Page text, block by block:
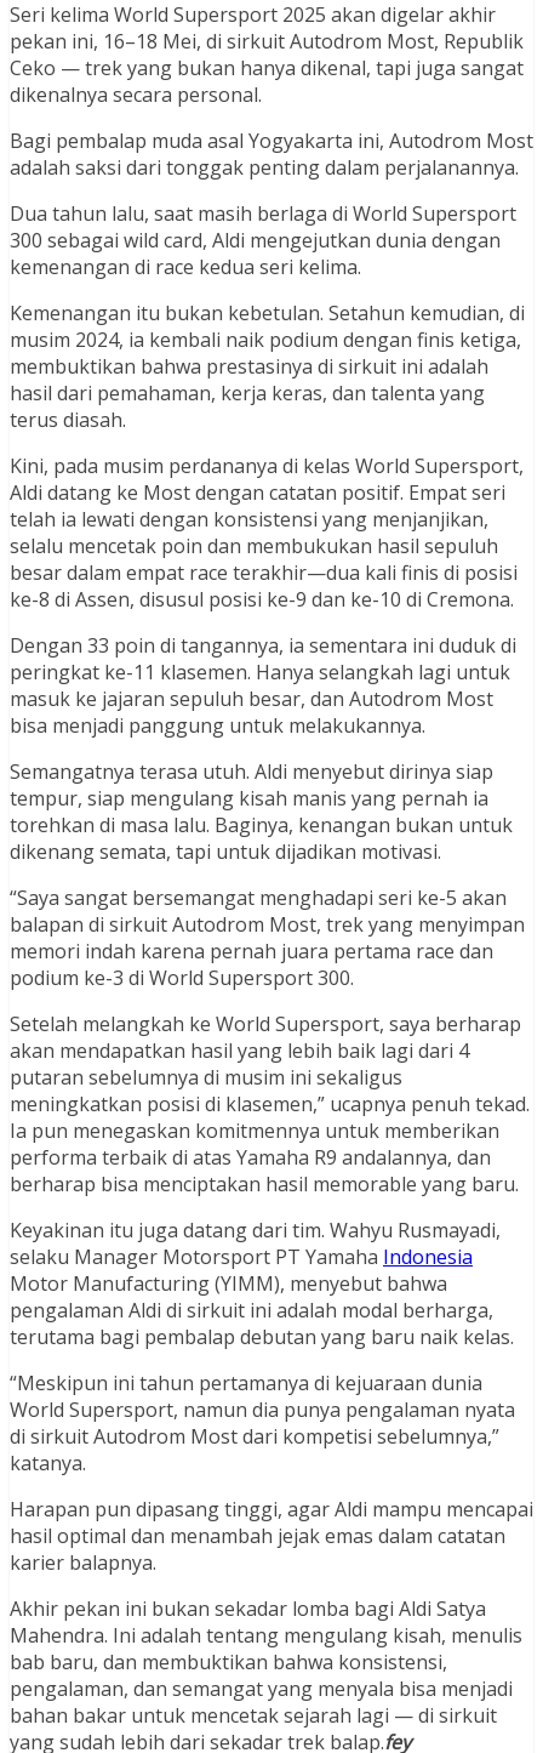
Seri kelima World Supersport 2025 akan digelar akhir
pekan ini, 16–18 Mei, di sirkuit Autodrom Most, Republik
Ceko — trek yang bukan hanya dikenal, tapi juga sangat
dikenalnya secara personal.
Bagi pembalap muda asal Yogyakarta ini, Autodrom Most
adalah saksi dari tonggak penting dalam perjalanannya.
Dua tahun lalu, saat masih berlaga di World Supersport
300 sebagai wild card, Aldi mengejutkan dunia dengan
kemenangan di race kedua seri kelima.
Kemenangan itu bukan kebetulan. Setahun kemudian, di
musim 2024, ia kembali naik podium dengan finis ketiga,
membuktikan bahwa prestasinya di sirkuit ini adalah
hasil dari pemahaman, kerja keras, dan talenta yang
terus diasah.
Kini, pada musim perdananya di kelas World Supersport,
Aldi datang ke Most dengan catatan positif. Empat seri
telah ia lewati dengan konsistensi yang menjanjikan,
selalu mencetak poin dan membukukan hasil sepuluh
besar dalam empat race terakhir—dua kali finis di posisi
ke-8 di Assen, disusul posisi ke-9 dan ke-10 di Cremona.
Dengan 33 poin di tangannya, ia sementara ini duduk di
peringkat ke-11 klasemen. Hanya selangkah lagi untuk
masuk ke jajaran sepuluh besar, dan Autodrom Most
bisa menjadi panggung untuk melakukannya.
Semangatnya terasa utuh. Aldi menyebut dirinya siap
tempur, siap mengulang kisah manis yang pernah ia
torehkan di masa lalu. Baginya, kenangan bukan untuk
dikenang semata, tapi untuk dijadikan motivasi.
“Saya sangat bersemangat menghadapi seri ke-5 akan
balapan di sirkuit Autodrom Most, trek yang menyimpan
memori indah karena pernah juara pertama race dan
podium ke-3 di World Supersport 300.
Setelah melangkah ke World Supersport, saya berharap
akan mendapatkan hasil yang lebih baik lagi dari 4
putaran sebelumnya di musim ini sekaligus
meningkatkan posisi di klasemen,” ucapnya penuh tekad.
Ia pun menegaskan komitmennya untuk memberikan
performa terbaik di atas Yamaha R9 andalannya, dan
berharap bisa menciptakan hasil memorable yang baru.
Keyakinan itu juga datang dari tim. Wahyu Rusmayadi,
selaku Manager Motorsport PT Yamaha Indonesia
Motor Manufacturing (YIMM), menyebut bahwa
pengalaman Aldi di sirkuit ini adalah modal berharga,
terutama bagi pembalap debutan yang baru naik kelas.
“Meskipun ini tahun pertamanya di kejuaraan dunia
World Supersport, namun dia punya pengalaman nyata
di sirkuit Autodrom Most dari kompetisi sebelumnya,”
katanya.
Harapan pun dipasang tinggi, agar Aldi mampu mencapai
hasil optimal dan menambah jejak emas dalam catatan
karier balapnya.
Akhir pekan ini bukan sekadar lomba bagi Aldi Satya
Mahendra. Ini adalah tentang mengulang kisah, menulis
bab baru, dan membuktikan bahwa konsistensi,
pengalaman, dan semangat yang menyala bisa menjadi
bahan bakar untuk mencetak sejarah lagi — di sirkuit
yang sudah lebih dari sekadar trek balap.fey